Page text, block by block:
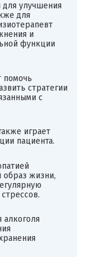
улучшения
для
и
функции
помочь
стратегии
с
играет
пациента.
образ жизни,
алкоголя